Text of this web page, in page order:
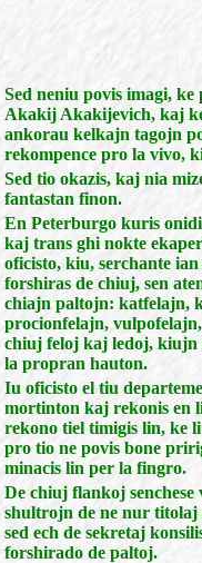
Sed neniu povis imagi,
Akakij Akakijevich, kaj
ankorau kelkajn tagojn
rekompence pro la vivo,
Sed tio okazis, kaj nia
fantastan finon.
En Peterburgo kuris
kaj trans ghi nokte
oficisto, kiu, serchante
forshiras de chiuj, sen
chiajn paltojn: katfelajn,
procionfelajn,
chiuj feloj kaj ledoj, kiujn
la propran hauton.
Iu oficisto el tiu
mortinton kaj rekonis en
rekono tiel timigis lin, ke
pro tio ne povis bone
minacis lin per la fingro.
De chiuj flankoj
shultrojn de ne nur titolaj
sed ech de sekretaj
forshirado de paltoj.